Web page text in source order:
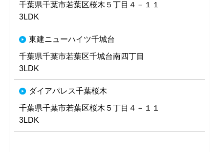
千葉県千葉市若葉区桜木５丁目４－１１
3LDK
東建ニューハイツ千城台
千葉県千葉市若葉区千城台南四丁目
3LDK
ダイアパレス千葉桜木
千葉県千葉市若葉区桜木５丁目４－１１
3LDK